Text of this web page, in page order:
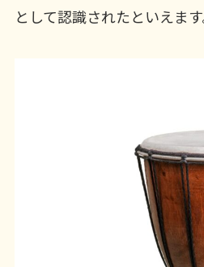
として認識されたといえます